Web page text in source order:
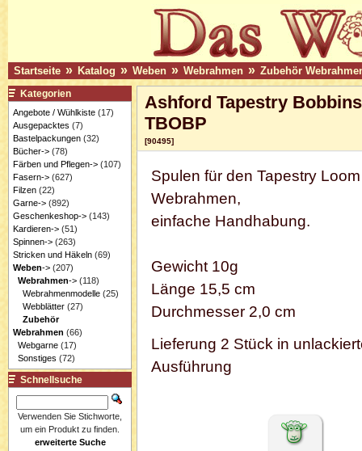
Startseite » Katalog » Weben » Webrahmen » Zubehör
Ashford Tapestry
TBOBP
[90495]
Spulen für den Tapestry
Webrahmen,
einfache Handhabung.
Gewicht 10g
Länge 15,5 cm
Durchmesser 2,0 cm
Lieferung 2 Stück in
Ausführung
Kategorien
Angebote / Wühlkiste(17)
Ausgepacktes (7)
Bastelpackungen(32)
Bücher->(78)
Färben und Pflegen->(107)
Fasern->(627)
Filzen(22)
Garne->(892)
Geschenkeshop->(143)
Kardieren->(51)
Spinnen->(263)
Stricken und Häkeln(69)
Weben->(207)
Webrahmen->(118)
Webrahmenmodelle(25)
Webblätter(27)
Zubehör
Webrahmen (66)
Webgarne(17)
Sonstiges (72)
Schnellsuche
Verwenden Sie Stichworte,
um ein Produkt zu finden.
erweiterte Suche